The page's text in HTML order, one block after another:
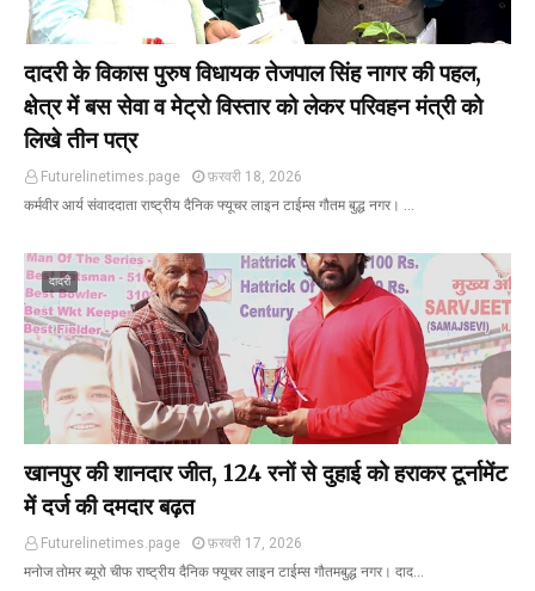
दादरी के विकास पुरुष विधायक तेजपाल सिंह नागर की पहल,
क्षेत्र में बस सेवा व मेट्रो विस्तार को लेकर परिवहन मंत्री को
लिखे तीन पत्र
Futurelinetimes.page
फ़रवरी 18, 2026
कर्मवीर आर्य संवाददाता राष्ट्रीय दैनिक फ्यूचर लाइन टाईम्स गौतम बुद्ध नगर। …
दादरी
खानपुर की शानदार जीत, 124 रनों से दुहाई को हराकर टूर्नामेंट
में दर्ज की दमदार बढ़त
Futurelinetimes.page
फ़रवरी 17, 2026
मनोज तोमर ब्यूरो चीफ राष्ट्रीय दैनिक फ्यूचर लाइन टाईम्स गौतमबुद्ध नगर। दाद…